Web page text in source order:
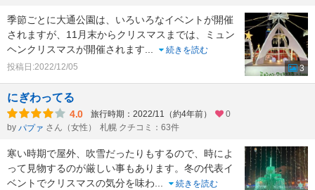
季節ごとに大通公園は、いろいろなイベントが開催
されますが、11月末からクリスマスまでは、ミュン
ヘンクリスマスが開催されます
続きを読む
投稿日:2022/12/05
3
にぎわってる
4.0 旅行時期：2022/11（約4年前）
0
by パプァ さん（女性） 札幌 クチコミ：63件
寒い時期で屋外、吹雪だったりもするので、時によ
って見物するのが厳しい事もあります。冬の代表イ
ベントでクリスマスの気分を味わ
続きを読む